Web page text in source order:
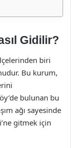
Gidilir?
biri
Bu kurum,
bulunan bu
ağı sayesinde
gitmek için